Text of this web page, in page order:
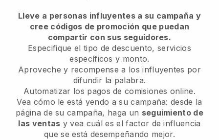
Lleve a personas influyentes a su campaña y
cree códigos de promoción que puedan
compartir con sus seguidores.
Especifique el tipo de descuento, servicios
específicos y monto.
Aproveche y recompense a los influyentes por
difundir la palabra.
Automatizar los pagos de comisiones online.
Vea cómo le está yendo a su campaña: desde la
página de su campaña, haga un seguimiento de
las ventas y vea cuál es el factor de influencia
que se está desempeñando mejor.